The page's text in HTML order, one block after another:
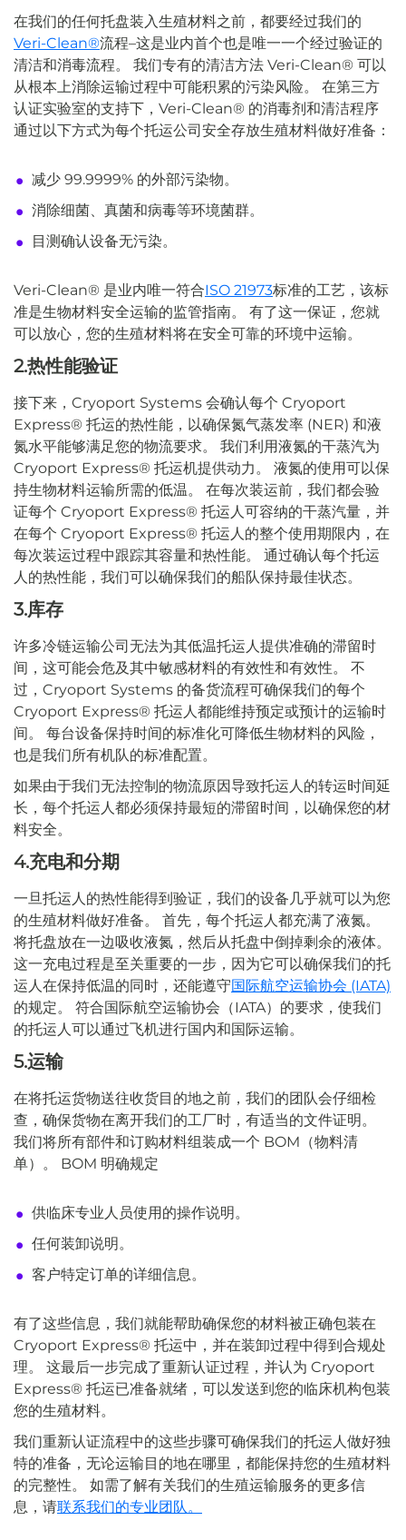
在我们的任何托盘装入生殖材料之前，都要经过我们的
Veri-Clean®流程–这是业内首个也是唯一一个经过验证的
清洁和消毒流程。 我们专有的清洁方法 Veri-Clean® 可以
从根本上消除运输过程中可能积累的污染风险。 在第三方
认证实验室的支持下，Veri-Clean® 的消毒剂和清洁程序
通过以下方式为每个托运公司安全存放生殖材料做好准备：
减少 99.9999% 的外部污染物。
消除细菌、真菌和病毒等环境菌群。
目测确认设备无污染。
Veri-Clean® 是业内唯一符合ISO 21973标准的工艺，该标
准是生物材料安全运输的监管指南。 有了这一保证，您就
可以放心，您的生殖材料将在安全可靠的环境中运输。
2.热性能验证
接下来，Cryoport Systems 会确认每个 Cryoport
Express® 托运的热性能，以确保氮气蒸发率 (NER) 和液
氮水平能够满足您的物流要求。 我们利用液氮的干蒸汽为
Cryoport Express® 托运机提供动力。 液氮的使用可以保
持生物材料运输所需的低温。 在每次装运前，我们都会验
证每个 Cryoport Express® 托运人可容纳的干蒸汽量，并
在每个 Cryoport Express® 托运人的整个使用期限内，在
每次装运过程中跟踪其容量和热性能。 通过确认每个托运
人的热性能，我们可以确保我们的船队保持最佳状态。
3.库存
许多冷链运输公司无法为其低温托运人提供准确的滞留时
间，这可能会危及其中敏感材料的有效性和有效性。 不
过，Cryoport Systems 的备货流程可确保我们的每个
Cryoport Express® 托运人都能维持预定或预计的运输时
间。 每台设备保持时间的标准化可降低生物材料的风险，
也是我们所有机队的标准配置。
如果由于我们无法控制的物流原因导致托运人的转运时间延
长，每个托运人都必须保持最短的滞留时间，以确保您的材
料安全。
4.充电和分期
一旦托运人的热性能得到验证，我们的设备几乎就可以为您
的生殖材料做好准备。 首先，每个托运人都充满了液氮。
将托盘放在一边吸收液氮，然后从托盘中倒掉剩余的液体。
这一充电过程是至关重要的一步，因为它可以确保我们的托
运人在保持低温的同时，还能遵守国际航空运输协会 (IATA)
的规定。 符合国际航空运输协会（IATA）的要求，使我们
的托运人可以通过飞机进行国内和国际运输。
5.运输
在将托运货物送往收货目的地之前，我们的团队会仔细检
查，确保货物在离开我们的工厂时，有适当的文件证明。
我们将所有部件和订购材料组装成一个 BOM（物料清
单）。 BOM 明确规定
供临床专业人员使用的操作说明。
任何装卸说明。
客户特定订单的详细信息。
有了这些信息，我们就能帮助确保您的材料被正确包装在
Cryoport Express® 托运中，并在装卸过程中得到合规处
理。 这最后一步完成了重新认证过程，并认为 Cryoport
Express® 托运已准备就绪，可以发送到您的临床机构包装
您的生殖材料。
我们重新认证流程中的这些步骤可确保我们的托运人做好独
特的准备，无论运输目的地在哪里，都能保持您的生殖材料
的完整性。 如需了解有关我们的生殖运输服务的更多信
息，请联系我们的专业团队。